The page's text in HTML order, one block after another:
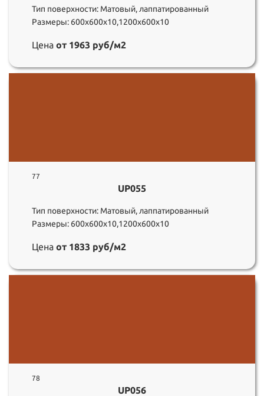
Тип поверхности: Матовый, лаппатированный
Размеры: 600х600х10,1200х600х10
Цена от 1963 руб/м2
77
UP055
Тип поверхности: Матовый, лаппатированный
Размеры: 600х600х10,1200х600х10
Цена от 1833 руб/м2
78
UP056